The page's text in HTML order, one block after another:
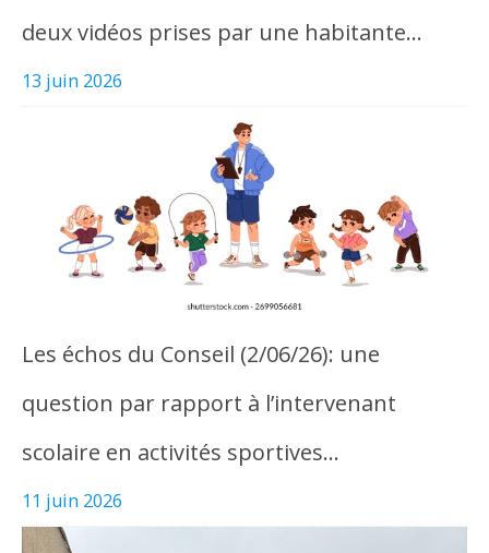
deux vidéos prises par une habitante…
13 juin 2026
Les échos du Conseil (2/06/26): une
question par rapport à l’intervenant
scolaire en activités sportives…
11 juin 2026